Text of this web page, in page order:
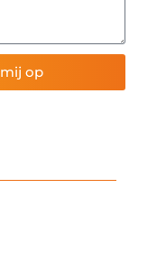
op